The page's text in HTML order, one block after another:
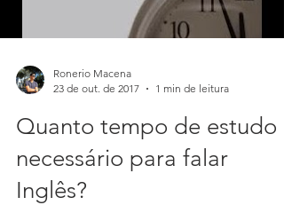
23 de out. de 2017
1 min de leitura
Quanto tempo de estudo é
necessário para falar